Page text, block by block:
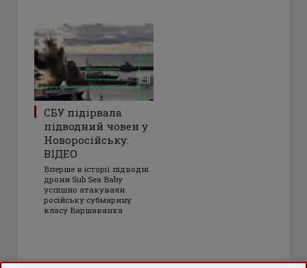
СБУ підірвала
підводний човен у
Новоросійську.
ВІДЕО
Вперше в історії підводні
дрони Sub Sea Baby
успішно атакували
російську субмарину
класу Варшавянка